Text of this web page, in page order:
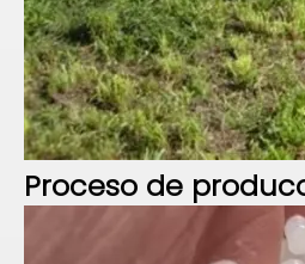
Proceso de